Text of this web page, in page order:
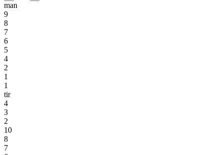
man
9
8
7
6
5
4
2
1
1
tir
4
3
2
10
8
7